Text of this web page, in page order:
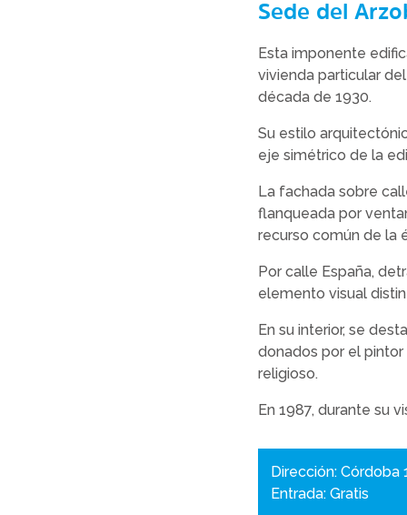
Sede del
Esta imponente
vivienda particular
década de 1930.
Su estilo
eje simétrico de la
La fachada sobre
flanqueada por
recurso común de la
Por calle España,
elemento visual
En su interior, se
donados por el pintor
religioso.
En 1987, durante su
Dirección: Córdoba
Entrada: Gratis